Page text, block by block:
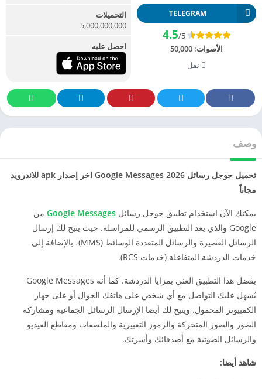
TELEGRAM
4.5/5
الأصوات: 50,000
نقل
التحميلات
5,000,000,000
احصل عليه
وصف
تحميل جوجل رسائل 2026 Google Messages اخر إصدار apk للاندرويد
مجاناً
يمكنك الآن استخدام تطبيق جوجل رسائل Google Messages من
Google والذي يعد التطبيق الرسمي للمراسلة. حيث يتيح لك إرسال
الرسائل القصيرة والرسائل المتعددة الوسائط (MMS)، بالإضافة إلى
خدمات الدردشة المتفاعلة (خدمات RCS).
بفضل هذا التطبيق الغني بمزايا الدردشة. كما أنه Google Messages
يُسهل عليك التواصل مع أي شخص على هاتفك الجوال أو على جهاز
الكمبيوتر المحمول. ويتيح لك أيضا الإرسال الرسائل الجماعية ومشاركة
الصور والصور المتحركة والرموز التعبيرية والملصقات ومقاطع الفيديو
والرسائل الصوتية مع أصدقائك وأسرتك.
شاهد أيضا: